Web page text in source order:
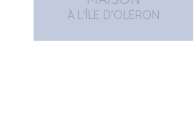
À L'ÎLE D'OLÉRON